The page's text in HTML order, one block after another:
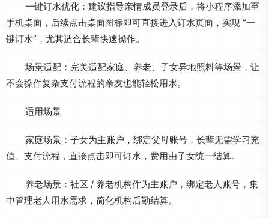
一键订水优化：建议指导亲情成员登录后，将小程序添加至
手机桌面，后续点击桌面图标即可直接进入订水页面，实现 “一
键订水”，尤其适合长辈快速操作。
场景适配：完美适配家庭、养老、子女异地照料等场景，让
不会操作复杂支付流程的亲友也能轻松用水。
适用场景
家庭场景：子女为主账户，绑定父母账号，长辈无需学习充
值、支付流程，直接点击即可订水，费用由子女统一结算。
养老场景：社区 / 养老机构作为主账户，绑定老人账号，集
中管理老人用水需求，简化机构后勤结算。